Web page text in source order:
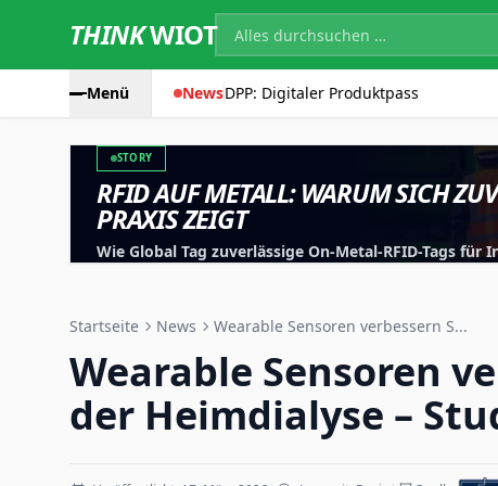
THINKWIOT
Menü NewsDPP: Digitaler Produktpass
STORY
RFID AUF METALL: WARUM SICH
PRAXIS ZEIGT
Wie Global Tag zuverlässige On-Metal-RFID-Tags
Startseite News Wearable Sensoren verbessern S...
Wearable Sensoren
der Heimdialyse –